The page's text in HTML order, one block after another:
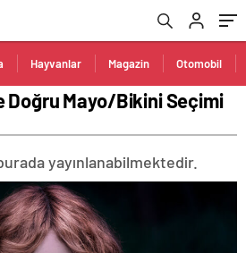
Hayvanlar Magazin Otomobil
Doğru Mayo/Bikini Seçimi
yayınlanabilmektedir.